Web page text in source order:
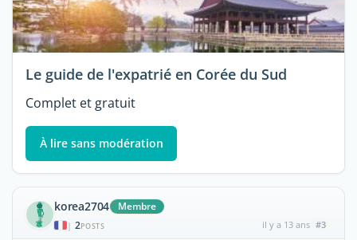
Le guide de l'expatrié en Corée du Sud
Complet et gratuit
À lire sans modération
korea2704 Membre
| 2POSTS il y a 13 ans #3